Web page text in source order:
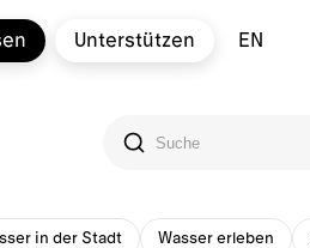
Unterstützen EN
in der Stadt Wasser erleben